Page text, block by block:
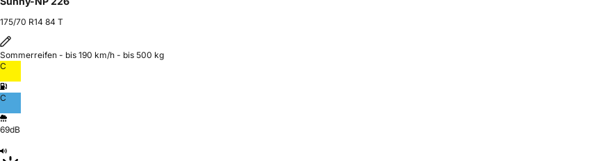
175/70 R14 84 T
Sommerreifen - bis 190 km/h - bis 500 kg
C
C
69dB